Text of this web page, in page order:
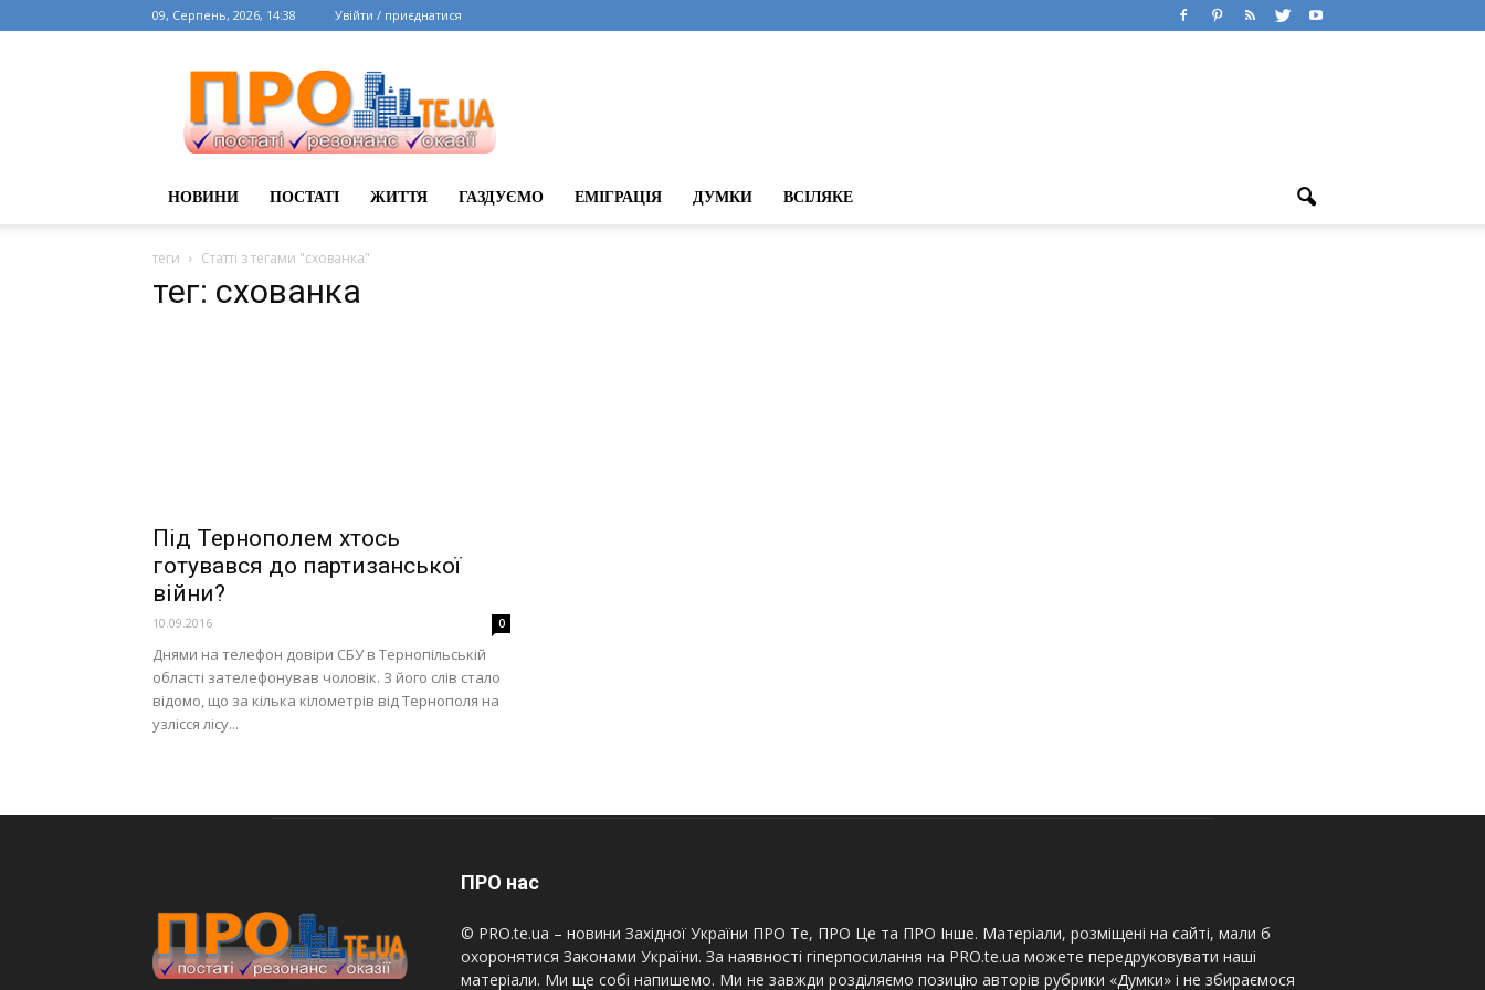
09, Серпень, 2026, 14:38 Увійти / приєднатися
НОВИНИ ПОСТАТІ ЖИТТЯ ГАЗДУЄМО ЕМІГРАЦІЯ ДУМКИ ВСІЛЯКЕ
теги Статті з тегами "схованка"
тег: схованка
Під Тернополем хтось
готувався до партизанської
війни?
10.09.2016 0
Днями на телефон довіри СБУ в Тернопільській
області зателефонував чоловік. З його слів стало
відомо, що за кілька кілометрів від Тернополя на
узлісся лісу...
ПРО нас
© PRO.te.ua – новини Західної України ПРО Те, ПРО Це та ПРО Інше. Матеріали, розміщені на сайті, мали б
охоронятися Законами України. За наявності гіперпосилання на PRO.te.ua можете передруковувати наші
матеріали. Ми ще собі напишемо. Ми не завжди розділяємо позицію авторів рубрики «Думки» і не збираємося